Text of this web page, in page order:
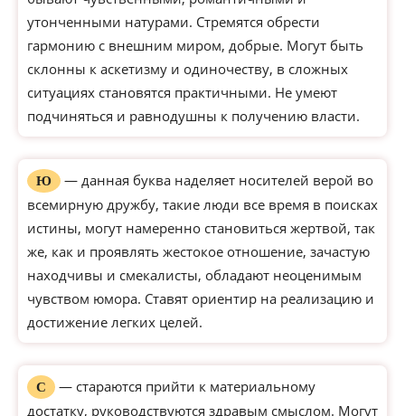
утонченными натурами. Стремятся обрести
гармонию с внешним миром, добрые. Могут быть
склонны к аскетизму и одиночеству, в сложных
ситуациях становятся практичными. Не умеют
подчиняться и равнодушны к получению власти.
Ю
— данная буква наделяет носителей верой во
всемирную дружбу, такие люди все время в поисках
истины, могут намеренно становиться жертвой, так
же, как и проявлять жестокое отношение, зачастую
находчивы и смекалисты, обладают неоценимым
чувством юмора. Ставят ориентир на реализацию и
достижение легких целей.
С
— стараются прийти к материальному
достатку, руководствуются здравым смыслом. Могут